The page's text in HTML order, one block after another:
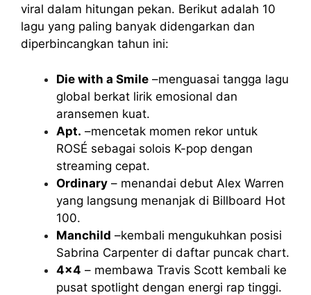
viral dalam hitungan pekan. Berikut adalah 10
lagu yang paling banyak didengarkan dan
diperbincangkan tahun ini:
Die with a Smile –menguasai tangga lagu
global berkat lirik emosional dan
aransemen kuat.
Apt. –mencetak momen rekor untuk
ROSÉ sebagai solois K-pop dengan
streaming cepat.
Ordinary – menandai debut Alex Warren
yang langsung menanjak di Billboard Hot
100.
Manchild –kembali mengukuhkan posisi
Sabrina Carpenter di daftar puncak chart.
4×4 – membawa Travis Scott kembali ke
pusat spotlight dengan energi rap tinggi.